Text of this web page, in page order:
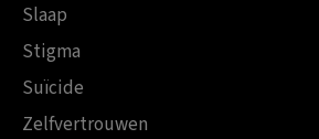
Slaap
Stigma
Suïcide
Zelfvertrouwen